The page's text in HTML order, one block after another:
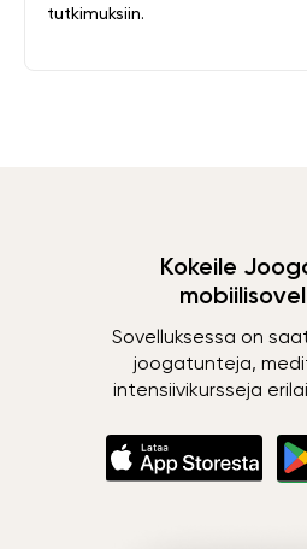
tutkimuksiin.
Kokeile
Sovelluksessa on
joogatunteja,
intensiivikursseja